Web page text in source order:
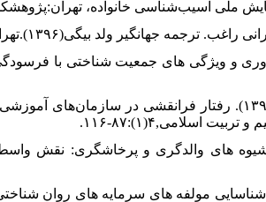
ملی آسیب‌شناسی خانواده،
رابطه بین تاب آوری و ویژگی های جمعیت شناختی
۱۰. عزتی، میترا، دیالمه،نیکو و افضلی قادی، منا.(۱۳۹۸). رفتار
اسلامی,۴(۱):۸۷-۱۱۶.
چنگ، محبوبه و محمدی، پریسا.(۱۳۹۶). شیوه های والدگری
علیرضا و بهنامی‌فر،فرزانه.(۱۳۹۸). شناسایی مولفه های